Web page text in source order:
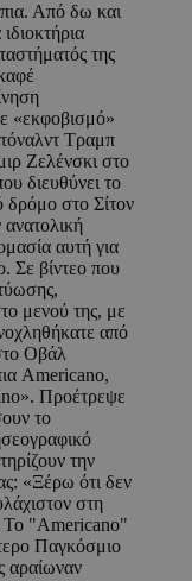
Από δω και
της
«εκφοβισμό»
Τραμπ
Ζελένσκι στο
διευθύνει το
δρόμο στο Σίτον
αυτή για
Σε βίντεο που
μενού της, με
από
Οβάλ
Americano,
Προέτρεψε
το
την
«Ξέρω ότι δεν
στη
Το "Americano"
Παγκόσμιο
αραίωναν